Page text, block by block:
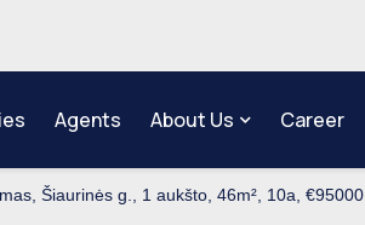
Agents About Us Career
Šiaurinės g., 1 aukšto, 46m², 10a, €95000